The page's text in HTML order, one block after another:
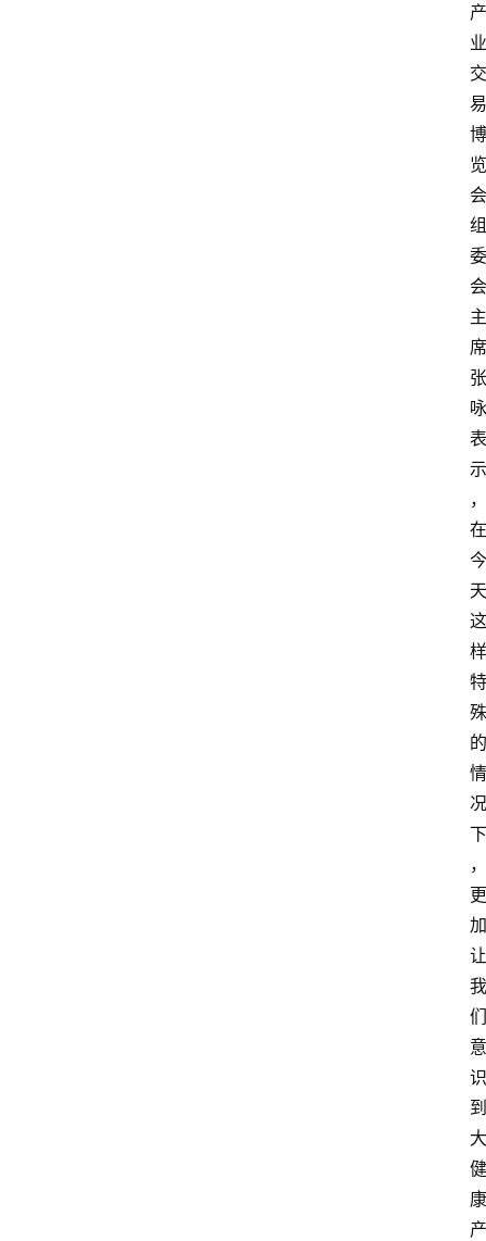
产
业
交
易
博
览
会
组
委
会
主
席
张
咏
表
示
，
在
今
天
这
样
特
殊
的
情
况
下
，
更
加
让
我
们
意
识
到
大
健
康
产